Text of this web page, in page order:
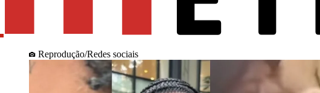
Reprodução/Redes sociais